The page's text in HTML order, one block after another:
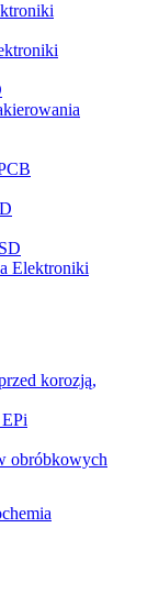
Elektroniki
korozją,
obróbkowych